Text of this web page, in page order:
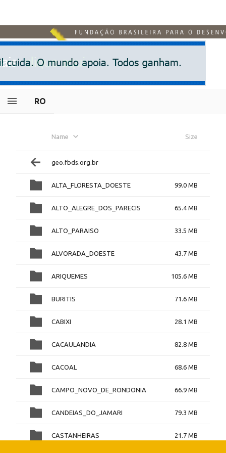
RO
Name Size
geo.fbds.org.br
ALTA_FLORESTA_DOESTE 99.0 MB
ALTO_ALEGRE_DOS_PARECIS 65.4 MB
ALTO_PARAISO 33.5 MB
ALVORADA_DOESTE 43.7 MB
ARIQUEMES 105.6 MB
BURITIS 71.6 MB
CABIXI 28.1 MB
CACAULANDIA 82.8 MB
CACOAL 68.6 MB
CAMPO_NOVO_DE_RONDONIA 66.9 MB
CANDEIAS_DO_JAMARI 79.3 MB
CASTANHEIRAS 21.7 MB